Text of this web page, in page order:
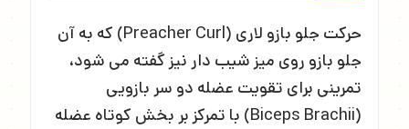
حرکت جلو بازو لاری (Preacher Curl) که به آن
جلو بازو روی میز شیب دار نیز گفته می شود،
تمرینی برای تقویت عضله دو سر بازویی
(Biceps Brachii) با تمرکز بر بخش کوتاه عضله